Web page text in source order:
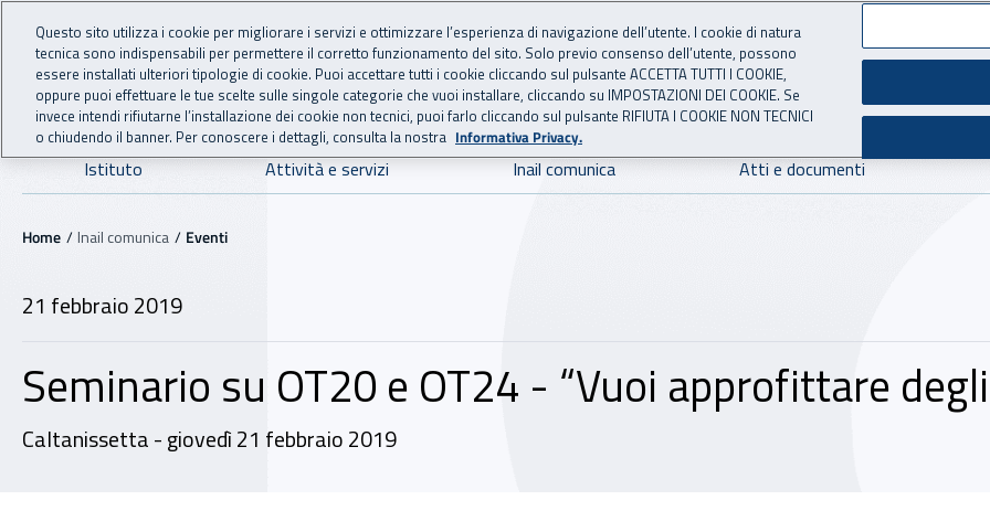
Vai al menu principale
Vai al contenuto principale
INAIL - Istituto Nazionale per l'Assicurazione
Navigazione principale
Istituto Attività e servizi Inail comunica Atti e documenti
Navigazione - Ti trovi in:
Home Inail comunica Eventi
21 febbraio 2019
Seminario su OT20 e OT24 - “Vuoi approfittare
Caltanissetta - giovedì 21 febbraio 2019
Questo sito utilizza i cookie per migliorare i servizi e ottimizzare l’esperienza di navigazione dell’utente. I cookie di natura
tecnica sono indispensabili per permettere il corretto funzionamento del sito. Solo previo consenso dell’utente, possono
essere installati ulteriori tipologie di cookie. Puoi accettare tutti i cookie cliccando sul pulsante ACCETTA TUTTI I COOKIE,
oppure puoi effettuare le tue scelte sulle singole categorie che vuoi installare, cliccando su IMPOSTAZIONI DEI COOKIE. Se
invece intendi rifiutarne l’installazione dei cookie non tecnici, puoi farlo cliccando sul pulsante RIFIUTA I COOKIE NON TECNICI
o chiudendo il banner. Per conoscere i dettagli, consulta la nostra Informativa Privacy.